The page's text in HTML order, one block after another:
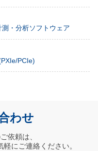
・分析ソフトウェア
PCIe)
わせ
依頼は、
にご連絡ください。